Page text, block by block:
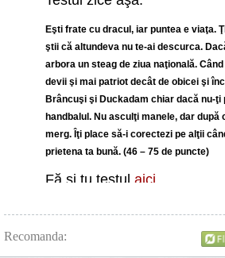
Eşti frate cu dracul, iar puntea e viaţa.
ştii că altundeva nu te-ai descurca.
arbora un steag de ziua naţională.
devii şi mai patriot decât de obicei şi
Brâncuşi şi Duckadam chiar dacă nu-
handbalul. Nu asculţi manele, dar după
merg. Îţi place să-i corectezi pe alţii
prietena ta bună. (46 – 75 de puncte)
Fă şi tu testul aici
Recomanda: